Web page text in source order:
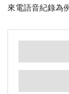
來電語音紀錄為
的依據】，讓數
以物料的安全庫
應商的能力，
全選
編者的話｜